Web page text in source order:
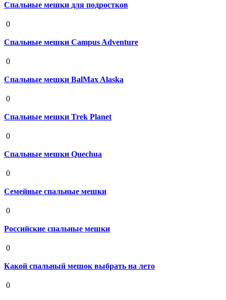
Спальные мешки для подростков
0
Спальные мешки Campus Adventure
0
Спальные мешки BalMax Alaska
0
Спальные мешки Trek Planet
0
Спальные мешки Quechua
0
Семейные спальные мешки
0
Российские спальные мешки
0
Какой спальный мешок выбрать на лето
0